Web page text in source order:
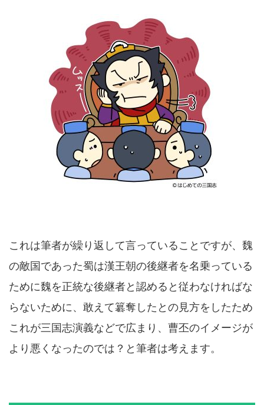
これは筆者が繰り返して言っていることですが、魏
の敵国であった蜀は漢王朝の後継者を名乗っている
ために魏を正統な後継者と認めると従わなければな
らないために、敢えて簒奪したとの見方をしたため
これが三国志演義などで広まり、曹丕のイメージが
より悪くなったのでは？と筆者は考えます。